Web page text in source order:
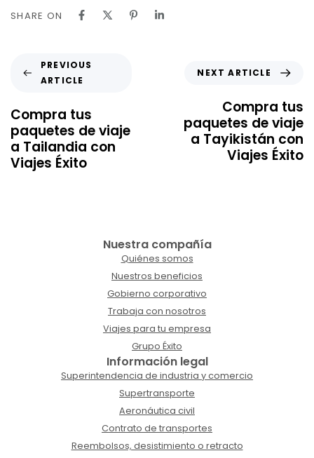
SHARE ON
PREVIOUS
ARTICLE
Compra tus
paquetes de viaje
a Tailandia con
Viajes Éxito
NEXT ARTICLE
Compra tus
paquetes de viaje
a Tayikistán con
Viajes Éxito
Nuestra compañía
Quiénes somos
Nuestros beneficios
Gobierno corporativo
Trabaja con nosotros
Viajes para tu empresa
Grupo Éxito
Información legal
Superintendencia de industria y comercio
Supertransporte
Aeronáutica civil
Contrato de transportes
Reembolsos, desistimiento o retracto